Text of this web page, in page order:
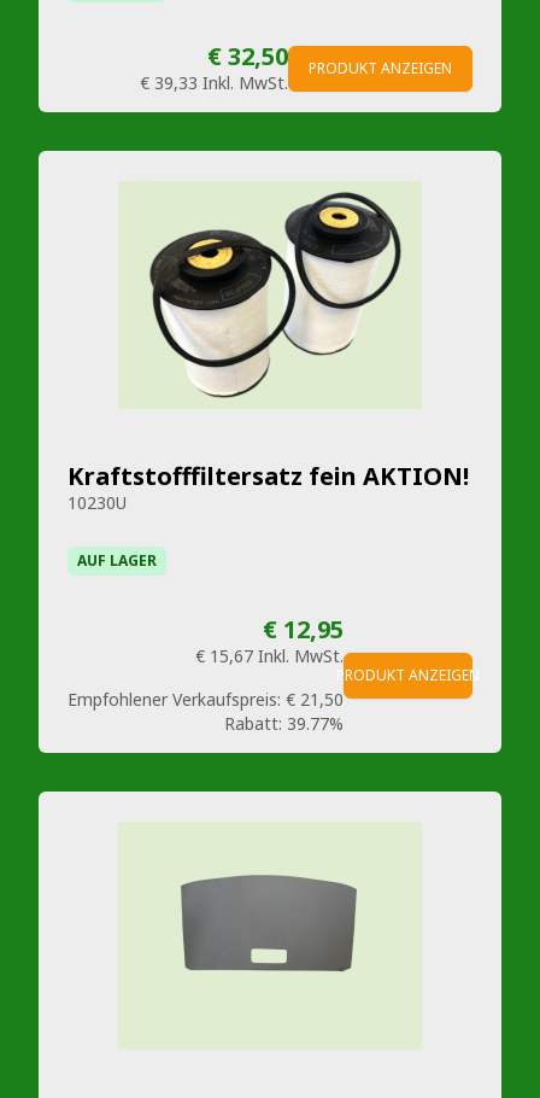
€ 32,50
€ 39,33 Inkl. MwSt.
PRODUKT ANZEIGEN
Kraftstofffiltersatz fein AKTION!
10230U
AUF LAGER
€ 12,95
€ 15,67 Inkl. MwSt.
Empfohlener Verkaufspreis: € 21,50
Rabatt: 39.77%
PRODUKT ANZEIGEN